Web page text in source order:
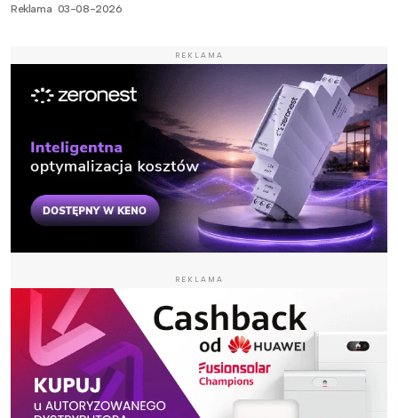
Reklama 03-08-2026
REKLAMA
REKLAMA